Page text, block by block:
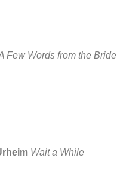
Few Words from the Bride
Wait a While